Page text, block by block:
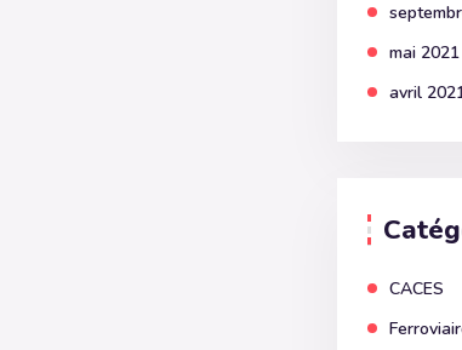
mai 2021
avril
CACES